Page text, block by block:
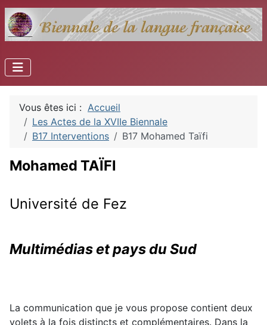
Vous êtes ici : Accueil
Les Actes de la XVIIe Biennale
B17 Interventions
B17 Mohamed Taïfi
Mohamed TAÏFI
Université de Fez
Multimédias et pays du Sud
La communication que je vous propose contient deux
volets à la fois distincts et complémentaires. Dans la